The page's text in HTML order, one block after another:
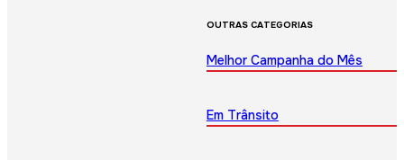
OUTRAS CATEGORIAS
Melhor Campanha do Mês
Em Trânsito